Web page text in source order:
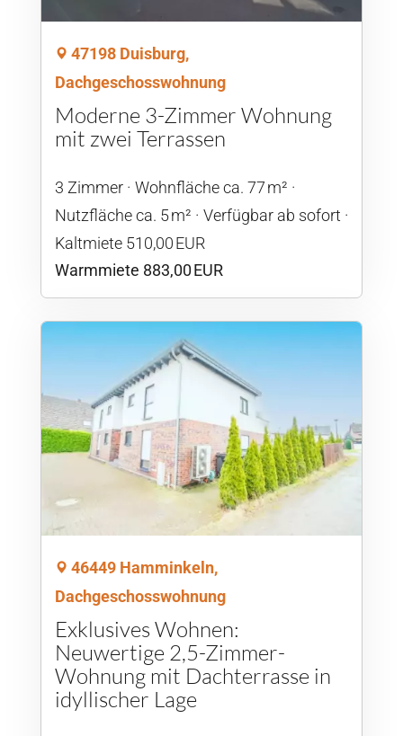
47198 Duisburg,
Dachgeschosswohnung
Moderne 3-Zimmer Wohnung
mit zwei Terrassen
3 Zimmer
Wohnfläche ca. 77 m²
Nutzfläche ca. 5 m²
Verfügbar ab sofort
Kaltmiete 510,00 EUR
Warmmiete 883,00 EUR
46449 Hamminkeln,
Dachgeschosswohnung
Exklusives Wohnen:
Neuwertige 2,5-Zimmer-
Wohnung mit Dachterrasse in
idyllischer Lage